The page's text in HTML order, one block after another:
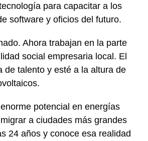
para capacitar a los
software y oficios del futuro.
Ahora trabajan en la parte
social empresaria local. El
de talento y esté a la altura de
potencial en energías
a ciudades más grandes
24 años y conoce esa realidad